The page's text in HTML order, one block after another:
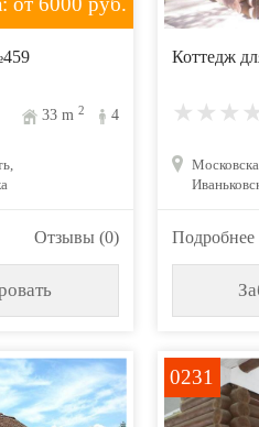
33m 2 4
Отзывы (0)
Коттедж
Подробнее
0231